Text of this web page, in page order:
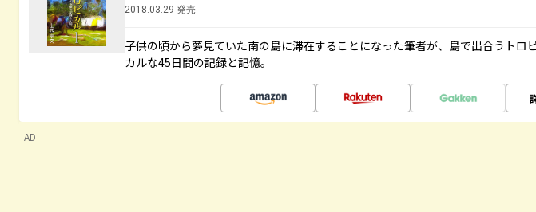
2018.03.29 発売
子供の頃から夢見ていた南の島に滞在することになった筆者が、島で出合うトロ
カルな45日間の記録と記憶。
AD